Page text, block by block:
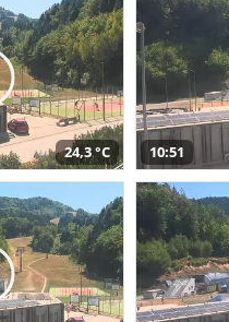
24,3 °C 10:51